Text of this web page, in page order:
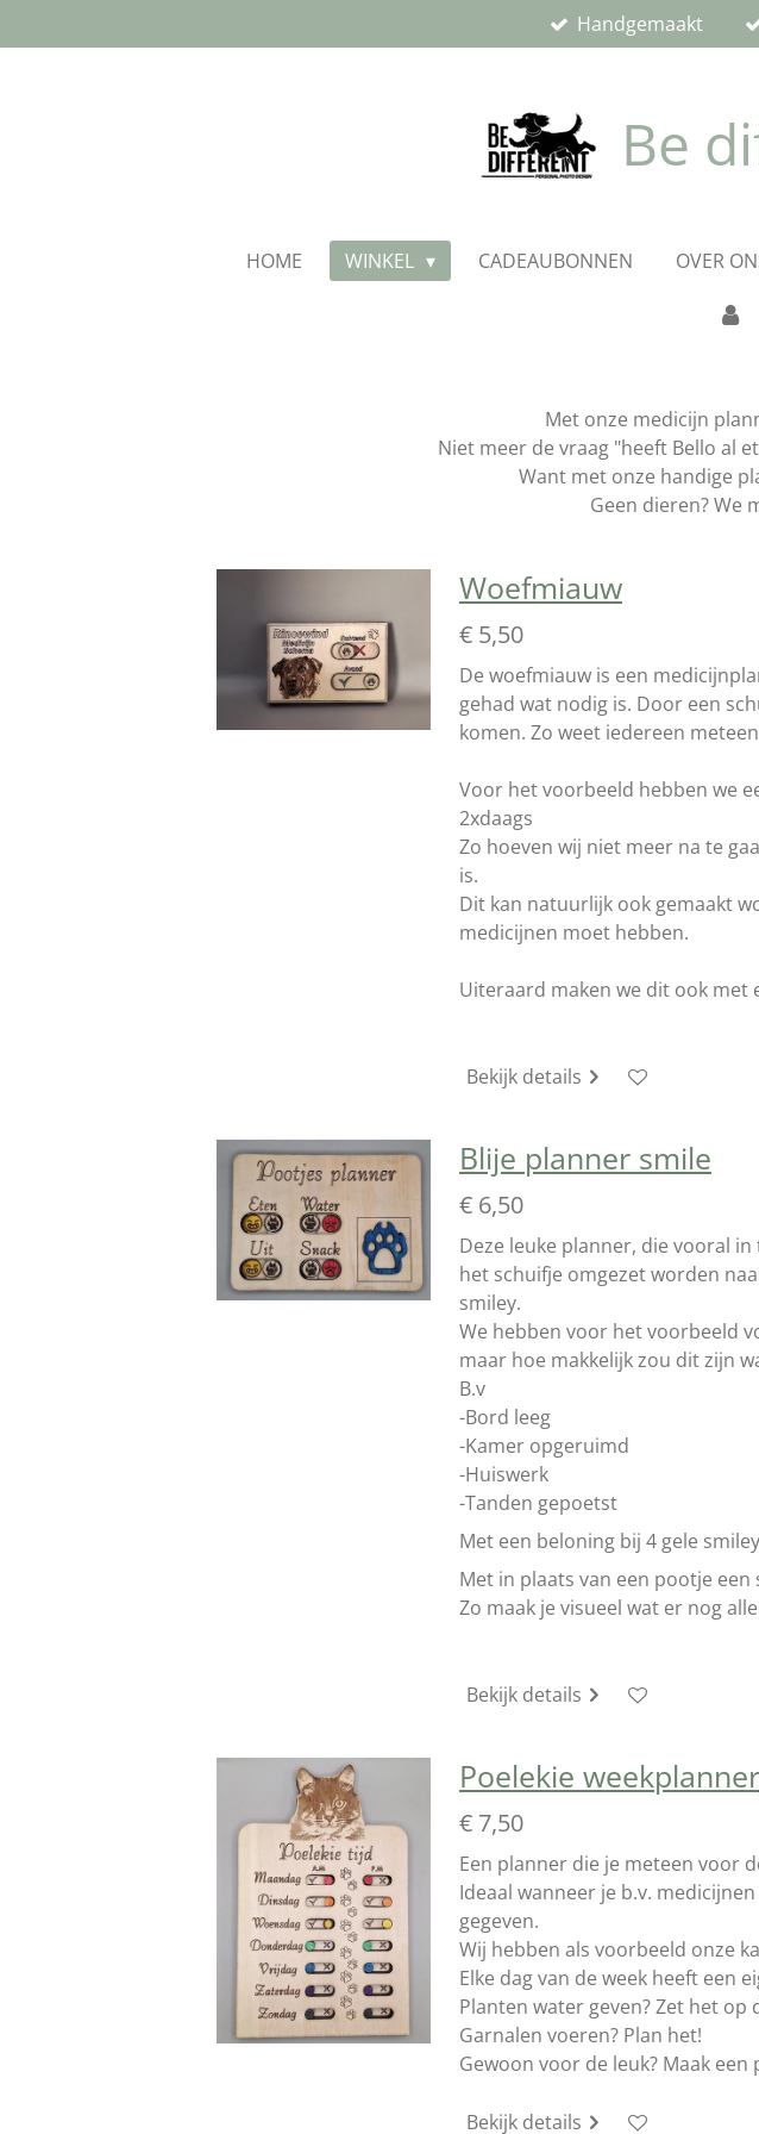
direct
Handgemaakt
Be
HOME WINKEL CADEAUBONNEN OVER
Met onze medicijn
Niet meer de vraag "heeft Bello al
Want met onze handige
Geen dieren? We
Woefmiauw
€ 5,50
De woefmiauw is een
gehad wat nodig is. Door een
komen. Zo weet iedereen
Voor het voorbeeld hebben we
2xdaags
Zo hoeven wij niet meer na te
is.
Dit kan natuurlijk ook gemaakt
medicijnen moet hebben.
Uiteraard maken we dit ook met
Bekijk details
Blije planner smile
€ 6,50
Deze leuke planner, die vooral
het schuifje omgezet worden
smiley.
We hebben voor het voorbeeld
maar hoe makkelijk zou dit zijn
B.v
-Bord leeg
-Kamer opgeruimd
-Huiswerk
-Tanden gepoetst
Met een beloning bij 4 gele
Met in plaats van een pootje
Zo maak je visueel wat er nog
Bekijk details
Poelekie weekplanner
€ 7,50
Een planner die je meteen voor
Ideaal wanneer je b.v.
gegeven.
Wij hebben als voorbeeld onze
Elke dag van de week heeft een
Planten water geven? Zet het op
Garnalen voeren? Plan het!
Gewoon voor de leuk? Maak een
Bekijk details